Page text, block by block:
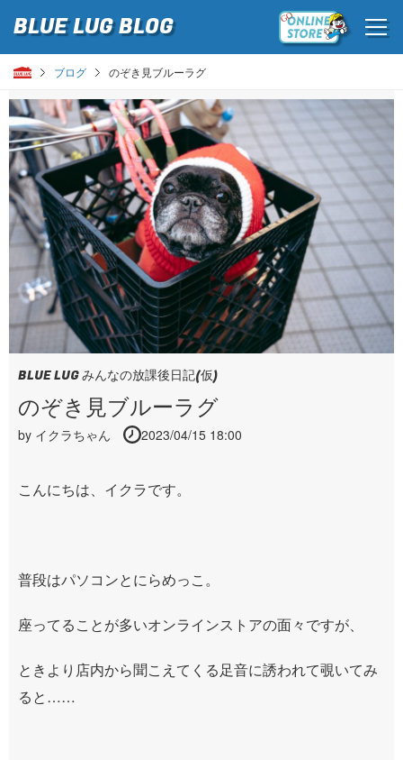
BLUE LUGBLOG
ブログ のぞき見ブルーラグ
BLUE LUG みんなの放課後日記(仮)
のぞき見ブルーラグ
by イクラちゃん 2023/04/15 18:00
こんにちは、イクラです。
普段はパソコンとにらめっこ。
座ってることが多いオンラインストアの面々ですが、
ときより店内から聞こえてくる足音に誘われて覗いてみ
ると……